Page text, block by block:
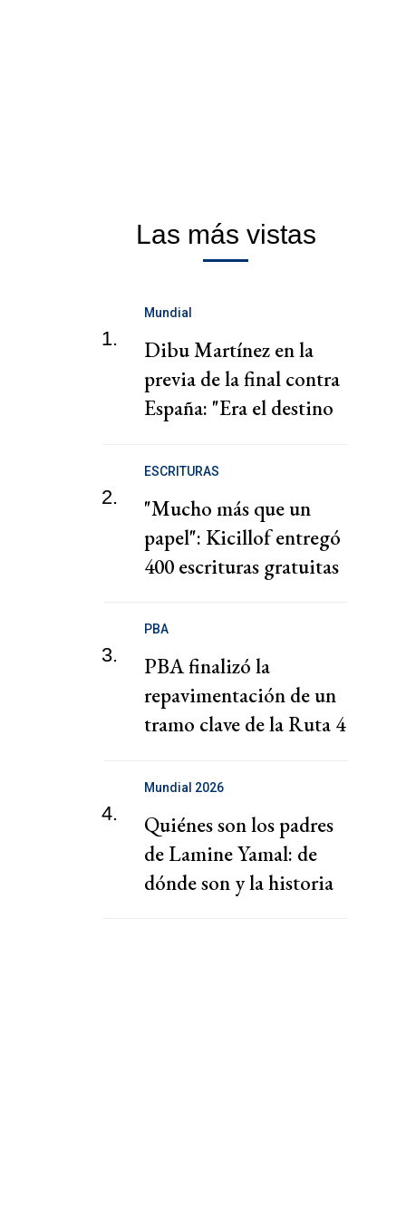
Las más vistas
1.
Mundial
Dibu Martínez en la
previa de la final contra
España: "Era el destino
2.
ESCRITURAS
"Mucho más que un
papel": Kicillof entregó
400 escrituras gratuitas
3.
PBA
PBA finalizó la
repavimentación de un
tramo clave de la Ruta 4
4.
Mundial 2026
Quiénes son los padres
de Lamine Yamal: de
dónde son y la historia